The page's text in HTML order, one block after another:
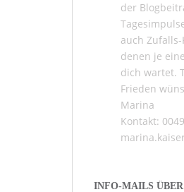
der
auch
denen je
dich wartet.
Frieden
Marina
Kontakt:
INFO-MAILS